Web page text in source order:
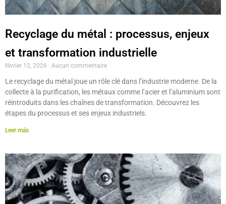
Recyclage du métal : processus, enjeux
et transformation industrielle
février 12, 2026 Aucun commentaire
Le recyclage du métal joue un rôle clé dans l’industrie moderne. De la
collecte à la purification, les métaux comme l’acier et l’aluminium sont
réintroduits dans les chaînes de transformation. Découvrez les
étapes du processus et ses enjeux industriels.
Leer más